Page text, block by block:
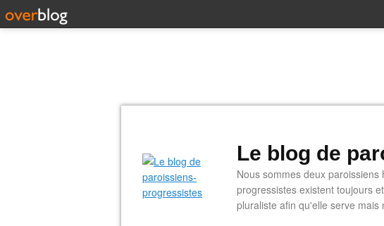
Le blog de
Nous sommes deux
progressistes existent toujours
pluraliste afin qu'elle serve mais